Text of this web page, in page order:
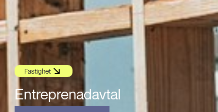
Fastighet
Entreprenadavtal